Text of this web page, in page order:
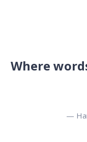
Where
—